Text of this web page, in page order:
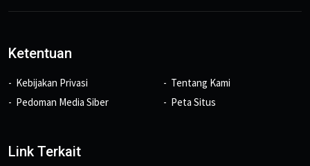
Ketentuan
Kebijakan Privasi
Pedoman Media Siber
Tentang Kami
Peta Situs
Link Terkait